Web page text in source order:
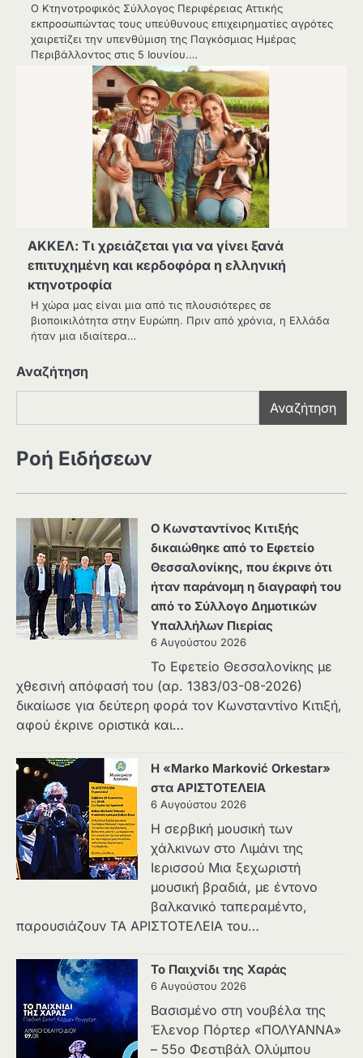
Ο Κτηνοτροφικός Σύλλογος Περιφέρειας Αττικής
εκπροσωπώντας τους υπεύθυνους επιχειρηματίες αγρότες
χαιρετίζει την υπενθύμιση της Παγκόσμιας Ημέρας
Περιβάλλοντος στις 5 Ιουνίου.…
ΑΚΚΕΛ: Τι χρειάζεται για να γίνει ξανά
επιτυχημένη και κερδοφόρα η ελληνική
κτηνοτροφία
Η χώρα μας είναι μια από τις πλουσιότερες σε
βιοποικιλότητα στην Ευρώπη. Πριν από χρόνια, η Ελλάδα
ήταν μια ιδιαίτερα…
Αναζήτηση
Αναζήτηση
Ροή Ειδήσεων
Ο Κωνσταντίνος Κιτιξής
δικαιώθηκε από το Εφετείο
Θεσσαλονίκης, που έκρινε ότι
ήταν παράνομη η διαγραφή του
από το Σύλλογο Δημοτικών
Υπαλλήλων Πιερίας
6 Αυγούστου 2026
Το Εφετείο Θεσσαλονίκης με
χθεσινή απόφασή του (αρ. 1383/03-08-2026)
δικαίωσε για δεύτερη φορά τον Κωνσταντίνο Κιτιξή,
αφού έκρινε οριστικά και…
Η «Marko Marković Orkestar»
στα ΑΡΙΣΤΟΤΕΛΕΙΑ
6 Αυγούστου 2026
Η σερβική μουσική των
χάλκινων στο Λιμάνι της
Ιερισσού Μια ξεχωριστή
μουσική βραδιά, με έντονο
βαλκανικό ταπεραμέντο,
παρουσιάζουν ΤΑ ΑΡΙΣΤΟΤΕΛΕΙΑ του…
Το Παιχνίδι της Χαράς
6 Αυγούστου 2026
Βασισμένο στη νουβέλα της
Έλενορ Πόρτερ «ΠΟΛΥΑΝΝΑ»
– 55ο Φεστιβάλ Ολύμπου